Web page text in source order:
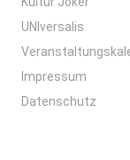
UNIversalis
Impressum
Datenschutz